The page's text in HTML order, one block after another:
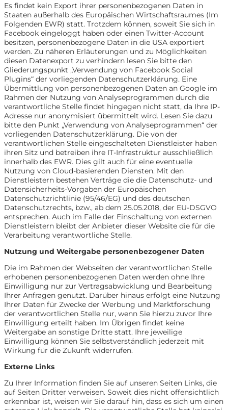
Es findet kein Export ihrer personenbezogenen Daten in
Staaten außerhalb des Europäischen Wirtschaftsraumes (Im
Folgenden EWR) statt. Trotzdem können, soweit Sie sich in
Facebook eingeloggt haben oder einen Twitter-Account
besitzen, personenbezogene Daten in die USA exportiert
werden. Zu näheren Erläuterungen und zu Möglichkeiten
diesen Datenexport zu verhindern lesen Sie bitte den
Gliederungspunkt „Verwendung von Facebook Social
Plugins“ der vorliegenden Datenschutzerklärung. Eine
Übermittlung von personenbezogenen Daten an Google im
Rahmen der Nutzung von Analyseprogrammen durch die
verantwortliche Stelle findet hingegen nicht statt, da Ihre IP-
Adresse nur anonymisiert übermittelt wird. Lesen Sie dazu
bitte den Punkt „Verwendung von Analyseprogrammen“ der
vorliegenden Datenschutzerklärung. Die von der
verantwortlichen Stelle eingeschalteten Dienstleister haben
ihren Sitz und betreiben ihre IT-Infrastruktur ausschließlich
innerhalb des EWR. Dies gilt auch für eine eventuelle
Nutzung von Cloud-basierenden Diensten. Mit den
Dienstleistern bestehen Verträge die die Datenschutz- und
Datensicherheits-Vorgaben der Europäischen
Datenschutzrichtlinie (95/46/EG) und des deutschen
Datenschutzrechts, bzw., ab dem 25.05.2018, der EU-DSGVO
entsprechen. Auch im Falle der Einschaltung von externen
Dienstleistern bleibt der Anbieter dieser Website die für die
Verarbeitung verantwortliche Stelle.
Nutzung und Weitergabe personenbezogener Daten
Die im Rahmen der Webseiten der verantwortlichen Stelle
erhobenen personenbezogenen Daten werden ohne Ihre
Einwilligung nur zur Vertragsabwicklung und Bearbeitung
Ihrer Anfragen genutzt. Darüber hinaus erfolgt eine Nutzung
Ihrer Daten für Zwecke der Werbung und Marktforschung
der verantwortlichen Stelle nur, wenn Sie hierzu zuvor Ihre
Einwilligung erteilt haben. Im Übrigen findet keine
Weitergabe an sonstige Dritte statt. Ihre jeweilige
Einwilligung können Sie selbstverständlich jederzeit mit
Wirkung für die Zukunft widerrufen.
Externe Links
Zu Ihrer Information finden Sie auf unseren Seiten Links, die
auf Seiten Dritter verweisen. Soweit dies nicht offensichtlich
erkennbar ist, weisen wir Sie darauf hin, dass es sich um einen